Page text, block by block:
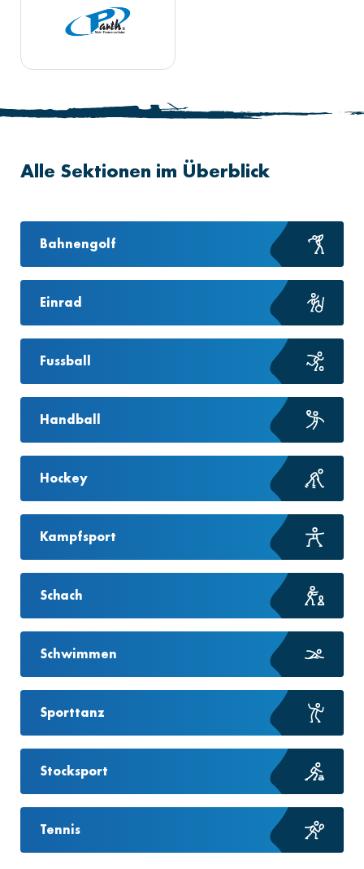
Alle Sektionen im Überblick
Bahnengolf
Einrad
Fussball
Handball
Hockey
Kampfsport
Schach
Schwimmen
Sporttanz
Stocksport
Tennis